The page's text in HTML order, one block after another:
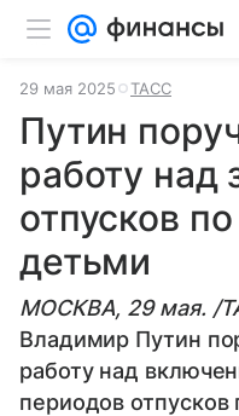
29 мая 2025 ТАСС
Путин
работу над
отпусков
детьми
МОСКВА, 29 мая. /
Владимир Путин
работу над
периодов